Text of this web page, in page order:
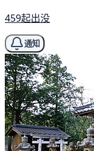
459起出没
通知